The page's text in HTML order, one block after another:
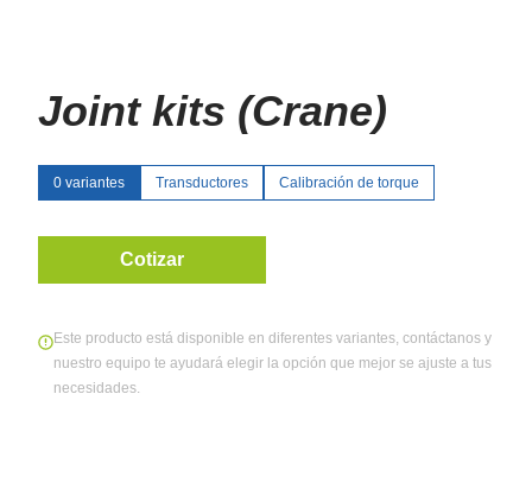
Joint kits (Crane)
0 variantes Transductores Calibración de torque
Cotizar
Este producto está disponible en diferentes variantes, contáctanos y
nuestro equipo te ayudará elegir la opción que mejor se ajuste a tus
necesidades.